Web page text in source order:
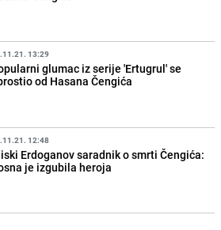
13:29
glumac iz serije 'Ertugrul' se
od Hasana Čengića
12:48
Erdoganov saradnik o smrti Čengića:
je izgubila heroja